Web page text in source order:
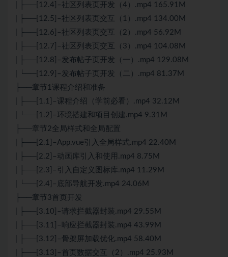
| ├──[12.4]–社区列表页开发（4）.mp4 165.91M
| ├──[12.5]–社区列表页交互（1）.mp4 134.00M
| ├──[12.6]–社区列表页交互（2）.mp4 56.92M
| ├──[12.7]–社区列表页交互（3）.mp4 104.08M
| ├──[12.8]–发布帖子页开发（一）.mp4 129.08M
| └──[12.9]–发布帖子页开发（二）.mp4 81.37M
├──章节1课程介绍和准备
| ├──[1.1]–课程介绍（学前必看）.mp4 32.12M
| └──[1.2]–环境搭建和项目创建.mp4 9.31M
├──章节2全局样式和全局配置
| ├──[2.1]–App.vue引入全局样式.mp4 22.40M
| ├──[2.2]–动画库引入和使用.mp4 8.75M
| ├──[2.3]–引入自定义图标库.mp4 11.29M
| └──[2.4]–底部导航开发.mp4 24.06M
├──章节3首页开发
| ├──[3.10]–请求拦截器封装.mp4 29.55M
| ├──[3.11]–响应拦截器封装.mp4 43.99M
| ├──[3.12]–骨架屏加载优化.mp4 58.40M
| ├──[3.13]–首页数据交互（2）.mp4 25.93M